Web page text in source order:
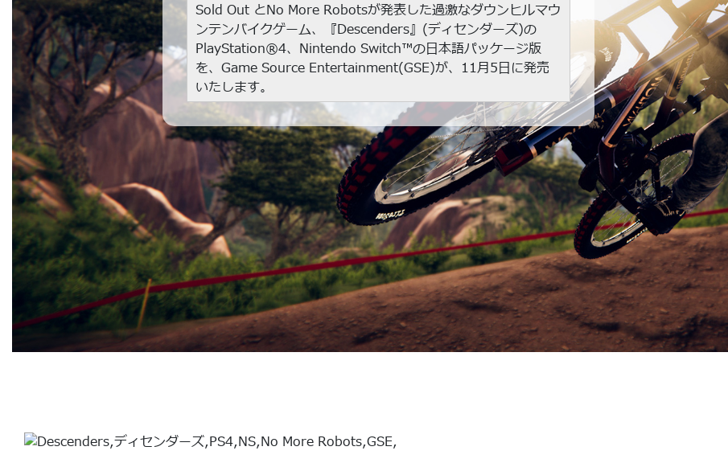
Sold Out とNo More Robotsが発表した過激なダウンヒルマウ
ンテンバイクゲーム、『Descenders』(ディセンダーズ)の
PlayStation®4、Nintendo Switch™の日本語パッケージ版
を、Game Source Entertainment(GSE)が、11月5日に発売
いたします。